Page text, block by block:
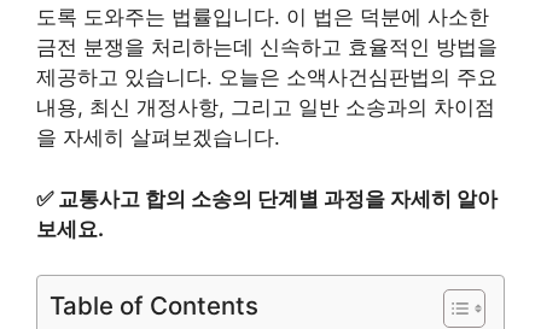
도록 도와주는 법률입니다. 이 법은 덕분에 사소한
금전 분쟁을 처리하는데 신속하고 효율적인 방법을
제공하고 있습니다. 오늘은 소액사건심판법의 주요
내용, 최신 개정사항, 그리고 일반 소송과의 차이점
을 자세히 살펴보겠습니다.
✅ 교통사고 합의 소송의 단계별 과정을 자세히 알아
보세요.
Table of Contents